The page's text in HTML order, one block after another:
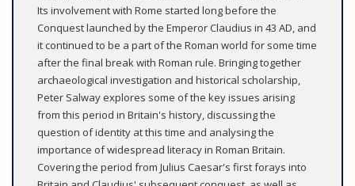
Its involvement with Rome started long before the
Conquest launched by the Emperor Claudius in 43 AD, and
it continued to be a part of the Roman world for some time
after the final break with Roman rule. Bringing together
archaeological investigation and historical scholarship,
Peter Salway explores some of the key issues arising
from this period in Britain's history, discussing the
question of identity at this time and analysing the
importance of widespread literacy in Roman Britain.
Covering the period from Julius Caesar's first forays into